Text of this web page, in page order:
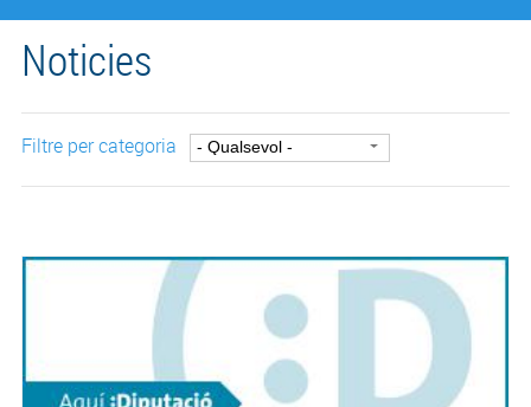
Noticies
Filtre per categoria